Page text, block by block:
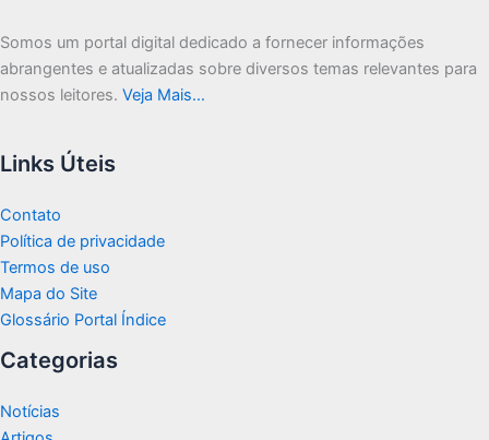
Somos um portal digital dedicado a fornecer informações
abrangentes e atualizadas sobre diversos temas relevantes para
nossos leitores. Veja Mais…
Links Úteis
Contato
Política de privacidade
Termos de uso
Mapa do Site
Glossário Portal Índice
Categorias
Notícias